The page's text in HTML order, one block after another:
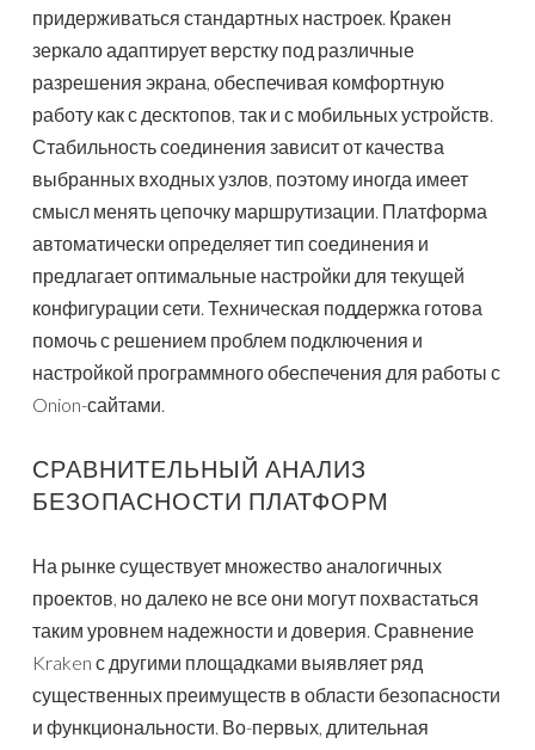
придерживаться стандартных настроек. Кракен
зеркало адаптирует верстку под различные
разрешения экрана, обеспечивая комфортную
работу как с десктопов, так и с мобильных устройств.
Стабильность соединения зависит от качества
выбранных входных узлов, поэтому иногда имеет
смысл менять цепочку маршрутизации. Платформа
автоматически определяет тип соединения и
предлагает оптимальные настройки для текущей
конфигурации сети. Техническая поддержка готова
помочь с решением проблем подключения и
настройкой программного обеспечения для работы с
Onion-сайтами.
СРАВНИТЕЛЬНЫЙ АНАЛИЗ
БЕЗОПАСНОСТИ ПЛАТФОРМ
На рынке существует множество аналогичных
проектов, но далеко не все они могут похвастаться
таким уровнем надежности и доверия. Сравнение
Kraken с другими площадками выявляет ряд
существенных преимуществ в области безопасности
и функциональности. Во-первых, длительная